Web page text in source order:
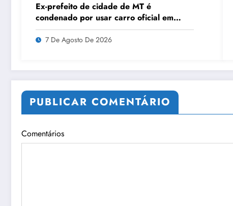
Ex-prefeito de cidade de MT é
condenado por usar carro oficial em
viagem de carnaval
7 De Agosto De 2026
PUBLICAR COMENTÁRIO
Comentários